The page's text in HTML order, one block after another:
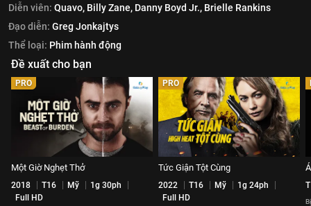
Diễn viên: Quavo, Billy Zane, Danny Boyd Jr., Brielle Rankins
Đạo diễn: Greg Jonkajtys
Thể loại: Phim hành động
Đề xuất cho bạn
PRO
Một Giờ Nghẹt Thở
2018 T16 Mỹ
1g 30ph
Full HD
PRO
Tức Giận Tột Cùng
2022 T16 Mỹ
1g 24ph
Full HD